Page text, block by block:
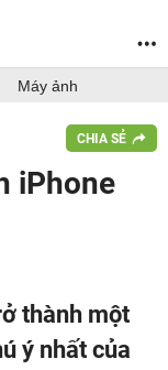
Máy ảnh
CHIA SẺ
iPhone
thành một
ý nhất của